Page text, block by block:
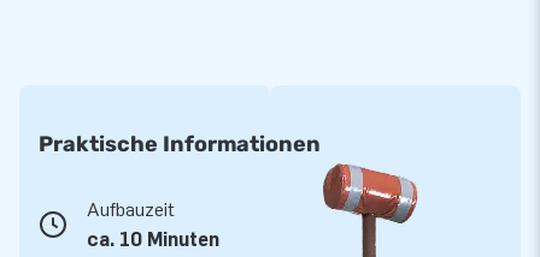
Praktische Informationen
Aufbauzeit
ca. 10 Minuten